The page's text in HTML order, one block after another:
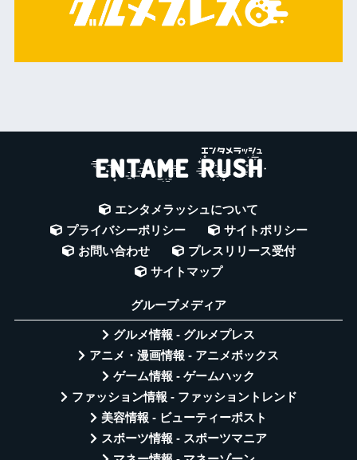
エンタメラッシュについて
プライバシーポリシー
サイトポリシー
お問い合わせ
プレスリリース受付
サイトマップ
グループメディア
グルメ情報 - グルメプレス
アニメ・漫画情報 - アニメボックス
ゲーム情報 - ゲームハック
ファッション情報 - ファッショントレンド
美容情報 - ビューティーポスト
スポーツ情報 - スポーツマニア